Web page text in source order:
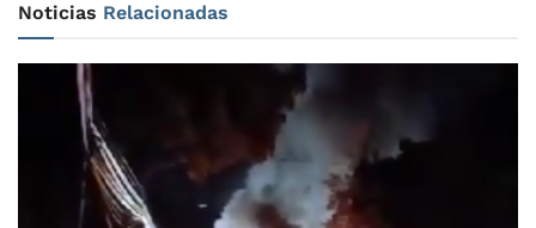
Noticias Relacionadas